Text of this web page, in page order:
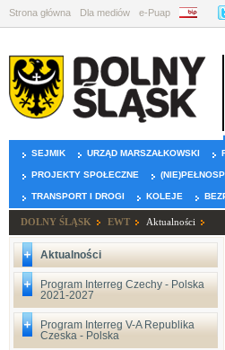
Strona główna Dla mediów e-Puap BIP
SEJMIK URZĄD MARSZAŁKOWSKI
PROJEKTY SPOŁECZNE
TRANSPORT I DROGI KOLEJE
DOLNY ŚLĄSK EWT Aktualności
Aktualności
Program Interreg Czechy - Polska
2021-2027
Program Interreg V-A Republika
Czeska - Polska